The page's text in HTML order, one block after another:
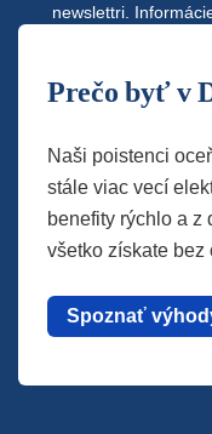
newslettri.
Prečo byť v
Naši poistenci
stále viac vecí
benefity rýchlo a z
všetko získate bez
Spoznať